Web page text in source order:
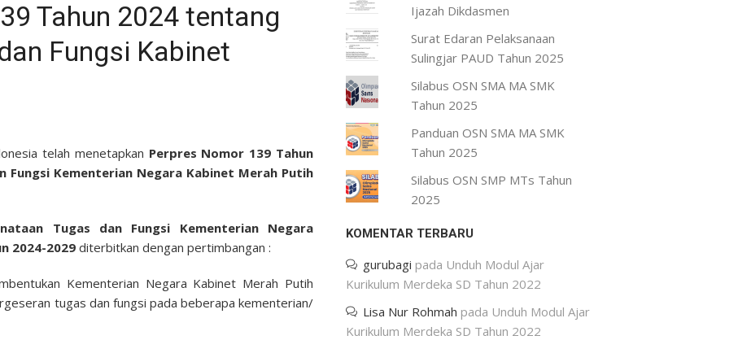
Tahun 2024 tentang
Fungsi Kabinet
telah menetapkan Perpres Nomor 139 Tahun
Fungsi Kementerian Negara Kabinet Merah Putih
Tugas dan Fungsi Kementerian Negara
2024-2029 diterbitkan dengan pertimbangan :
Kementerian Negara Kabinet Merah Putih
tugas dan fungsi pada beberapa kementerian/
Ijazah Dikdasmen
Surat Edaran Pelaksanaan
Sulingjar PAUD Tahun 2025
Silabus OSN SMA MA SMK
Tahun 2025
Panduan OSN SMA MA SMK
Tahun 2025
Silabus OSN SMP MTs Tahun
2025
KOMENTAR TERBARU
gurubagi pada Unduh Modul Ajar
Kurikulum Merdeka SD Tahun 2022
Lisa Nur Rohmah pada Unduh Modul Ajar
Kurikulum Merdeka SD Tahun 2022